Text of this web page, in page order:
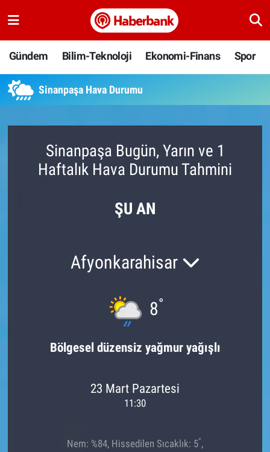
Gündem Bilim-Teknoloji Ekonomi-Finans Spor
Sinanpaşa Hava Durumu
Sinanpaşa Bugün, Yarın ve 1
Haftalık Hava Durumu Tahmini
ŞU AN
Afyonkarahisar
8°
Bölgesel düzensiz yağmur yağışlı
23 Mart Pazartesi
11:30
Nem: %84, Hissedilen Sıcaklık: 5°,
Bilim-Teknoloji
Ekonomi-Finans
Yaşam
Hava Durumu
Namaz Vakitleri
Süper Lig Puan Durumu ve Fikstür
Haber Arşivi